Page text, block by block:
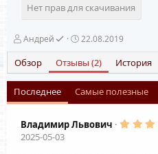
Нет прав для скачивания
А
в
т
о
р
Андрей
Д
а
т
а
с
о
з
а
22.08.2019
Обзор Отзывы (2) История
Последнее Самые полезные
Владимир Львович
2025-05-03